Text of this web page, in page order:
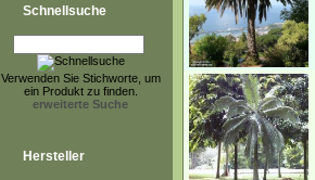
Schnellsuche
Verwenden Sie Stichworte, um
ein Produkt zu finden.
erweiterte Suche
Hersteller